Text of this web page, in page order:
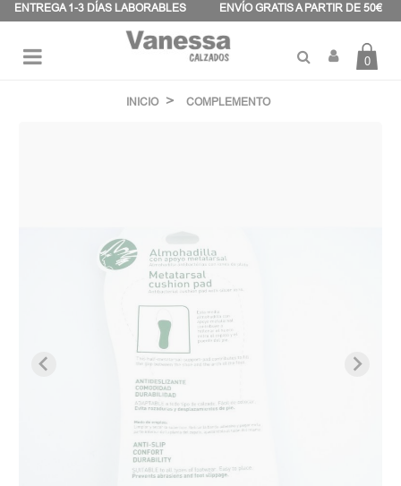
ENTREGA 1-3 DÍAS LABORABLES ENVÍO GRATIS A PARTIR DE 50€
0
INICIO COMPLEMENTO
Panel de gestión de cookies